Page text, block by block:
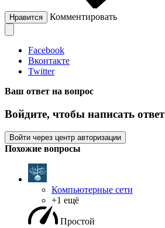
Нравится Комментировать
Facebook
Вконтакте
Twitter
Ваш ответ на вопрос
Войдите, чтобы написать ответ
Войти через центр авторизации
Похожие вопросы
Компьютерные сети
+1 ещё
Простой